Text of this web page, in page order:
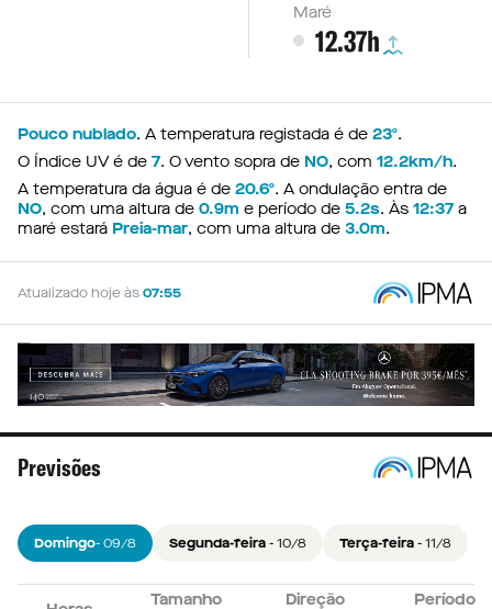
Maré
12.37h
Pouco nublado. A temperatura registada é de 23º.
O Índice UV é de 7. O vento sopra de NO, com 12.2km/h.
A temperatura da água é de 20.6º. A ondulação entra de
NO, com uma altura de 0.9m e período de 5.2s. Às 12:37 a
maré estará Preia-mar, com uma altura de 3.0m.
Atualizado hoje às07:55
Previsões
Domingo- 09/8 Segunda-feira- 10/8 Terça-feira- 11/8
Tamanho
Direção
Período
Tamanho
Direção
Período
Tamanho
Direção
Período